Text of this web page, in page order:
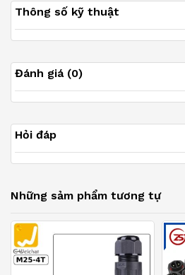
lượng
Thông số kỹ thuật
Đánh giá (0)
Hỏi đáp
Những sảm phẩm tương tự